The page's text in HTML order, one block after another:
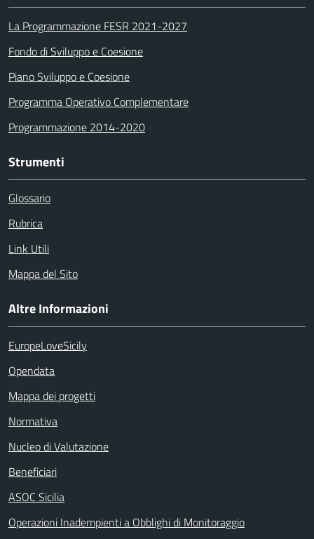
La Programmazione FESR 2021-2027
Fondo di Sviluppo e Coesione
Piano Sviluppo e Coesione
Programma Operativo Complementare
Programmazione 2014-2020
Strumenti
Glossario
Rubrica
Link Utili
Mappa del Sito
Altre Informazioni
EuropeLoveSicily
Opendata
Mappa dei progetti
Normativa
Nucleo di Valutazione
Beneficiari
ASOC Sicilia
Operazioni Inadempienti a Obblighi di Monitoraggio